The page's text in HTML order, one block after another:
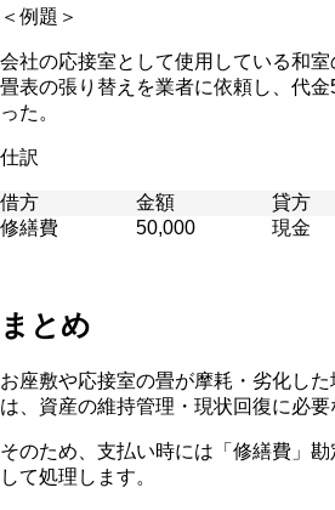
＜例題＞
会社の応接室として使用している和室
畳表の張り替えを業者に依頼し、代
った。
仕訳
借方 金額 貸方
修繕費
50,000 現金
まとめ
お座敷や応接室の畳が摩耗・劣化し
は、資産の維持管理・現状回復に必要
そのため、支払い時には「修繕費」
して処理します。